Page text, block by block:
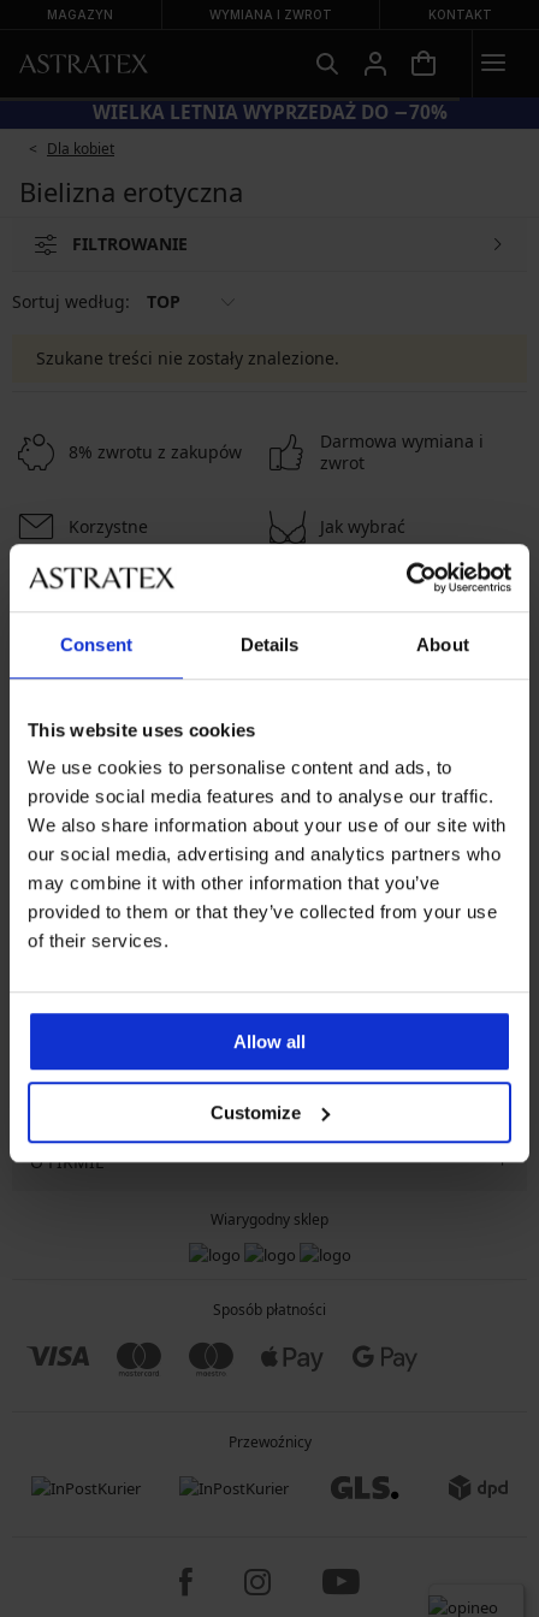
Consent Details About
This website uses cookies
We use cookies to personalise content and ads, to
provide social media features and to analyse our traffic.
We also share information about your use of our site with
our social media, advertising and analytics partners who
may combine it with other information that you’ve
provided to them or that they’ve collected from your use
of their services.
Allow all
Customize
MAGAZYN WYMIANA I ZWROT KONTAKT
WIELKA LETNIA WYPRZEDAŻ DO −70%
Dla kobiet
Bielizna erotyczna
FILTROWANIE
Sortuj według: TOP
Szukane treści nie zostały znalezione.
8% zwrotu z zakupów
Darmowa wymiana i
zwrot
Korzystne Jak wybrać
Obsługa klienta
W dni robocze od 8.00 do 16.00
info@astratex.pl
Newsletter
Czy chcesz być informowany o nowościach?
O FIRMIE
Wiarygodny sklep
Sposób płatności
Przewoźnicy